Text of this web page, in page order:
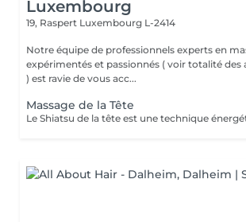
Luxembourg
19, Raspert Luxembourg L-2414
Notre équipe de professionnels experts en
expérimentés et passionnés ( voir totalité des
) est ravie de vous acc...
Massage de la Tête